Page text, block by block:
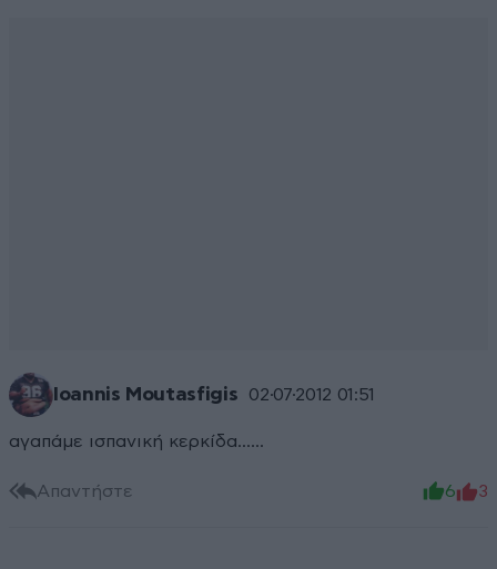
Ioannis Moutasfigis 02·07·2012 01:51
αγαπάμε ισπανική κερκίδα......
Απαντήστε 6 3